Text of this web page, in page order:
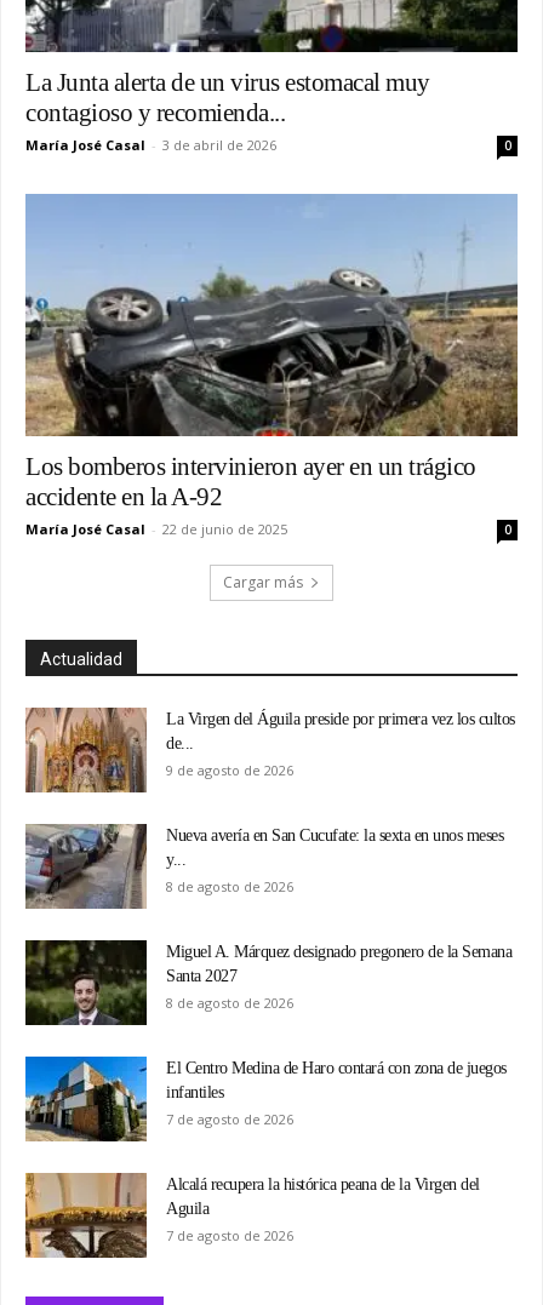
La Junta alerta de un virus estomacal muy
contagioso y recomienda...
María José Casal - 3 de abril de 2026 0
Los bomberos intervinieron ayer en un trágico
accidente en la A-92
María José Casal - 22 de junio de 2025 0
Cargar más
Actualidad
La Virgen del Águila preside por primera vez los cultos
de...
9 de agosto de 2026
Nueva avería en San Cucufate: la sexta en unos meses
y...
8 de agosto de 2026
Miguel A. Márquez designado pregonero de la Semana
Santa 2027
8 de agosto de 2026
El Centro Medina de Haro contará con zona de juegos
infantiles
7 de agosto de 2026
Alcalá recupera la histórica peana de la Virgen del
Aguila
7 de agosto de 2026